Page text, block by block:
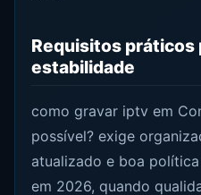
Requisitos práticos
estabilidade
como gravar iptv em
possível? exige
atualizado e boa
em 2026, quando